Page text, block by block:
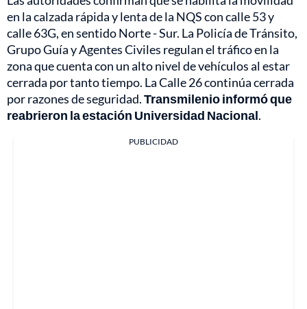
en la calzada rápida y lenta de la NQS con calle 53 y
calle 63G, en sentido Norte - Sur. La Policía de Tránsito,
Grupo Guía y Agentes Civiles regulan el tráfico en la
zona que cuenta con un alto nivel de vehículos al estar
cerrada por tanto tiempo. La Calle 26 continúa cerrada
por razones de seguridad.Transmilenio informó que
reabrieron la estación Universidad Nacional.
PUBLICIDAD